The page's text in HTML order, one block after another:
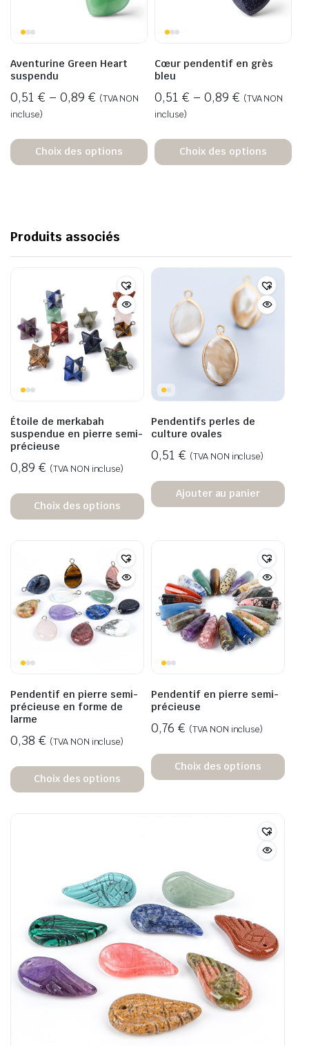
Aventurine Green Heart
suspendu
0,51 € – 0,89 € (TVA NON
incluse)
Choix des options
Cœur pendentif en grès
bleu
0,51 € – 0,89 € (TVA NON
incluse)
Choix des options
Produits associés
Étoile de merkabah
suspendue en pierre semi-
précieuse
0,89 € (TVA NON incluse)
Choix des options
Pendentifs perles de
culture ovales
0,51 € (TVA NON incluse)
Ajouter au panier
Pendentif en pierre semi-
précieuse en forme de
larme
0,38 € (TVA NON incluse)
Choix des options
Pendentif en pierre semi-
précieuse
0,76 € (TVA NON incluse)
Choix des options